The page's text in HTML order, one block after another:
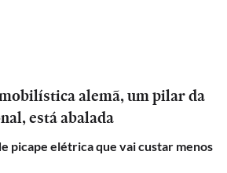
alemã, um pilar da
está abalada
picape elétrica que vai custar menos